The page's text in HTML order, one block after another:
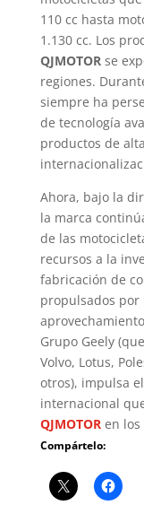
110 cc hasta
1.130 cc. Los
QJMOTORse
regiones.
siempre ha
de tecnología
productos de
Ahora, bajo la
la marca
de las
recursos a la
fabricación de
propulsados por
Grupo Geely
Volvo, Lotus,
otros), impulsa
internacional
QJMOTORen los
Compártelo: